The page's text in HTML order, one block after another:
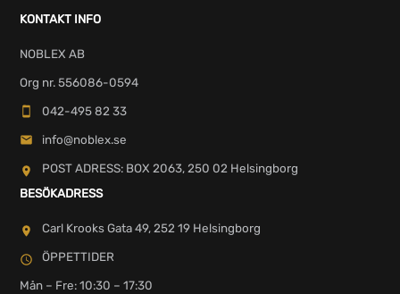
KONTAKT INFO
NOBLEX AB
Org nr. 556086-0594
042-495 82 33
info@noblex.se
POST ADRESS: BOX 2063, 250 02 Helsingborg
BESÖKADRESS
Carl Krooks Gata 49, 252 19 Helsingborg
ÖPPETTIDER
Mån – Fre: 10:30 – 17:30